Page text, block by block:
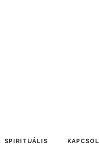
SPIRITUÁLIS